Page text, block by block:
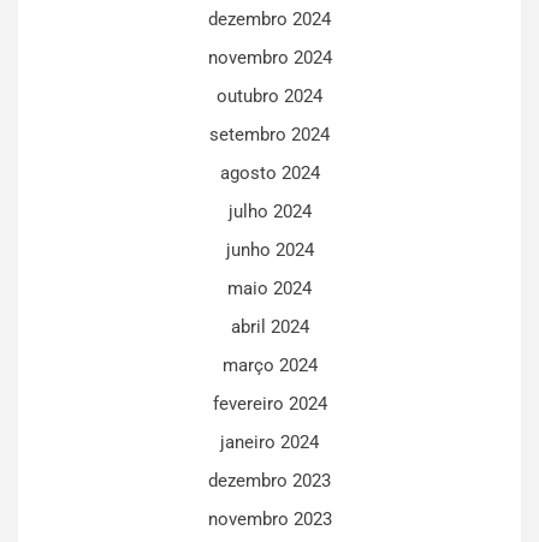
dezembro 2024
novembro 2024
outubro 2024
setembro 2024
agosto 2024
julho 2024
junho 2024
maio 2024
abril 2024
março 2024
fevereiro 2024
janeiro 2024
dezembro 2023
novembro 2023